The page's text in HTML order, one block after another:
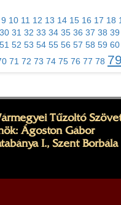
9 10 11 12 13 14 15 16 17 18
30 31 32 33 34 35 36 37 38 39
51 52 53 54 55 56 57 58 59 60
71 72 73 74 75 76 77 78 79
Tűzoltó
Ágoston Gábor
I., Szent Borbála